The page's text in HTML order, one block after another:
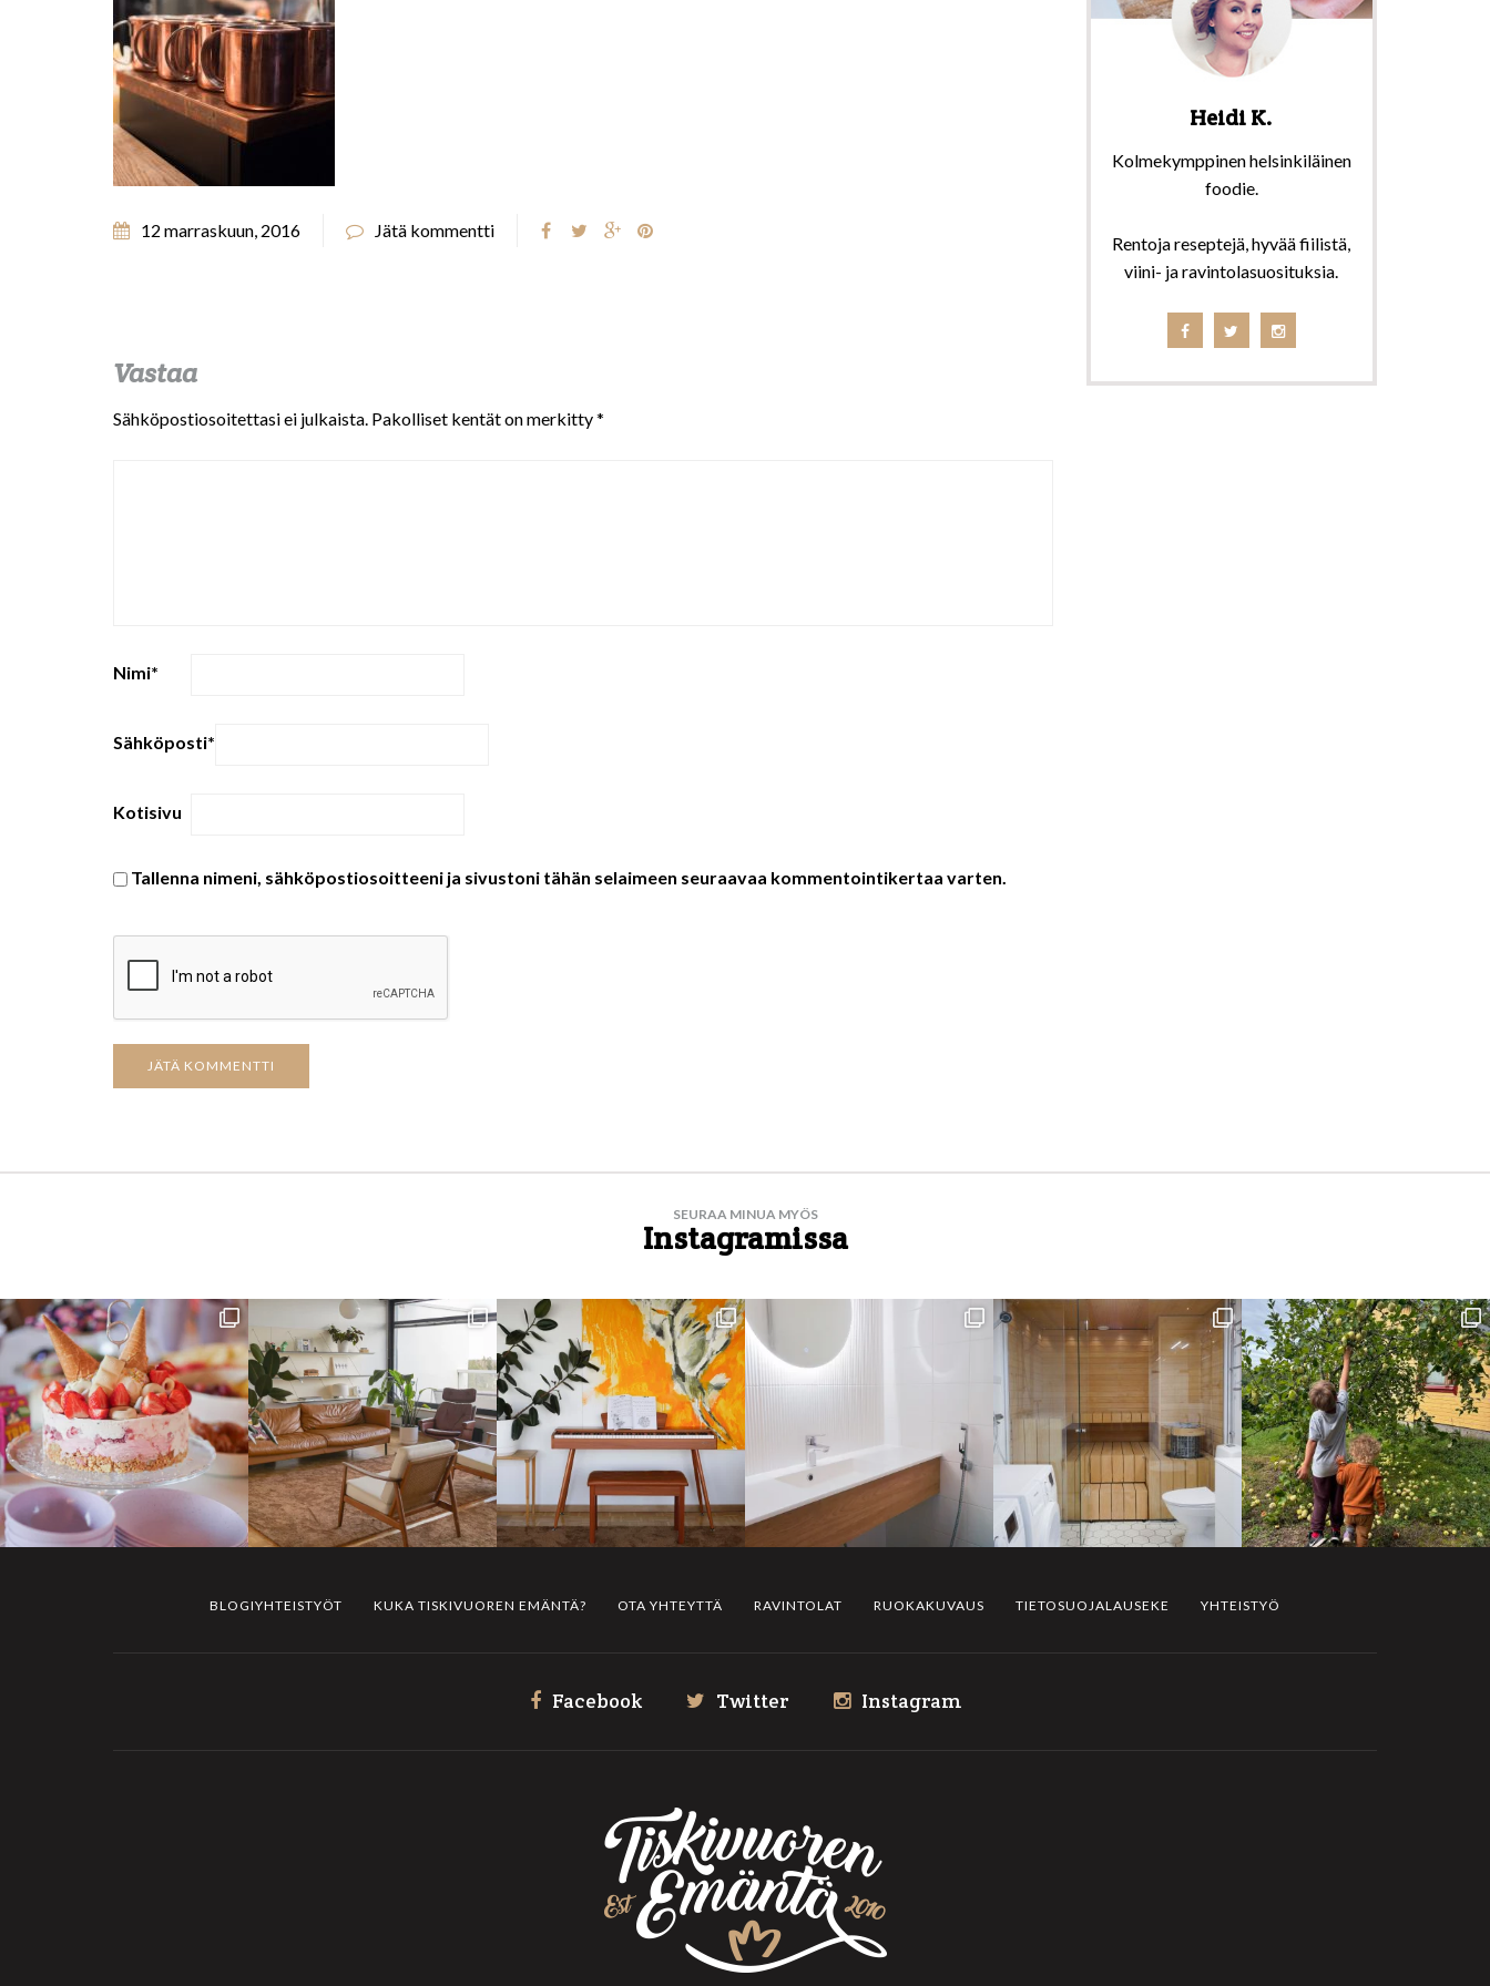
12 marraskuun, 2016 Jätä kommentti
Vastaa
Sähköpostiosoitettasi ei julkaista. Pakolliset kentät on merkitty*
Nimi*
Sähköposti*
Kotisivu
Tallenna nimeni, sähköpostiosoitteeni ja sivustoni tähän selaimeen seuraavaa kommentointikertaa varten.
Heidi K.
Kolmekymppinen helsinkiläinen
foodie.
Rentoja reseptejä, hyvää fiilistä,
viini- ja ravintolasuosituksia.
SEURAA MINUA MYÖS
Instagramissa
BLOGIYHTEISTYÖT KUKA TISKIVUOREN EMÄNTÄ? OTA YHTEYTTÄ RAVINTOLAT RUOKAKUVAUS TIETOSUOJALAUSEKE YHTEISTYÖ
Facebook Twitter Instagram